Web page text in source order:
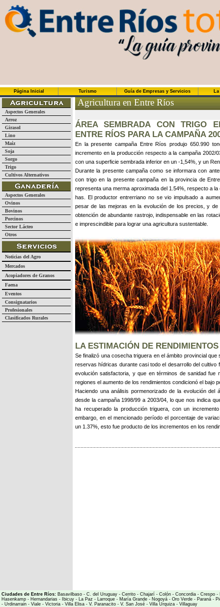
Página Inicial Turismo Guía de Empresas y Servicios
Aspectos Generales
Arroz
Girasol
Lino
Maíz
Soja
Sorgo
Trigo
Cultivos Alternativos
Aspectos Generales
Ovinos
Bovinos
Porcinos
Sector Lácteo
Otros
Noticias del Agro
Mercados
Acopiadores de Granos
Faena
Eventos
Consignatarios
Profesionales
Clasificados Rurales
Agricultura en Entre Ríos
ÁREA SEMBRADA CON TRIGO
ENTRE RÍOS PARA LA CAMPAÑA
En la presente campaña Entre Ríos produjo 650.990
incremento en la producción respecto a la campaña 2002/
con una superficie sembrada inferior en un -1,54%, y un
Durante la presente campaña como se informara con
con trigo en la presente campaña en la provincia de
representa una merma aproximada del 1.54%, respecto a
has. El productor entrerriano no se vio impulsado a
pesar de las mejoras en la evolución de los precios, y
obtención de abundante rastrojo, indispensable en las
e imprescindible para lograr una agricultura sustentable.
LA ESTIMACIÓN DE RENDIMIENTOS
Se finalizó una cosecha triguera en el ámbito provincial
reservas hídricas durante casi todo el desarrollo del cultivo
evolución satisfactoria, y que en términos de sanidad fue
regiones el aumento de los rendimientos condicionó el bajo
Haciendo una análisis pormenorizado de la evolución del
desde la campaña 1998/99 a 2003/04, lo que nos indica
ha recuperado la producción triguera, con un
embargo, en el mencionado período el porcentaje de
un 1.37%, esto fue producto de los incrementos en los
Ciudades de Entre Ríos: Basavilbaso - C. del Uruguay - Cerrito - Chajarí - Colón - Concordia - Crespo -
Hasenkamp - Hernandarias - Ibicuy - La Paz - Larroque - María Grande - Nogoyá - Oro Verde - Paraná -
- Urdinarrain - Viale - Victoria - Villa Elisa - V. Paranacito - V. San José - Villa Urquiza - Villaguay